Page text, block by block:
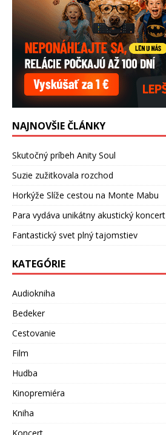
NAJNOVŠIE ČLÁNKY
Skutočný príbeh Anity Soul
Suzie zužitkovala rozchod
Horkýže Slíže cestou na Monte Mabu
Para vydáva unikátny akustický koncert
Fantastický svet plný tajomstiev
KATEGÓRIE
Audiokniha
Bedeker
Cestovanie
Film
Hudba
Kinopremiéra
Kniha
Koncert